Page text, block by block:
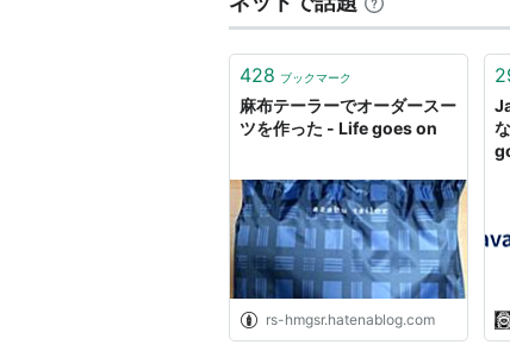
428 ブックマーク
麻布テーラーでオーダースー
ツを作った - Life goes on
rs-hmgsr.hatenablog.com